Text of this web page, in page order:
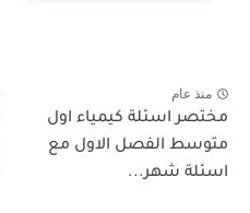
منذ عام
مختصر اسئلة كيمياء اول
متوسط الفصل الاول مع
اسئلة شهر...